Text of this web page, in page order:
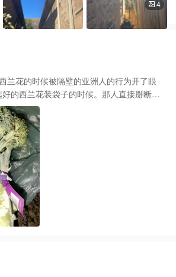
4
兰花的时候被隔壁的亚洲人的行为开了眼
的西兰花装袋子的时候。那人直接掰断西
这样的
见过这种情况。